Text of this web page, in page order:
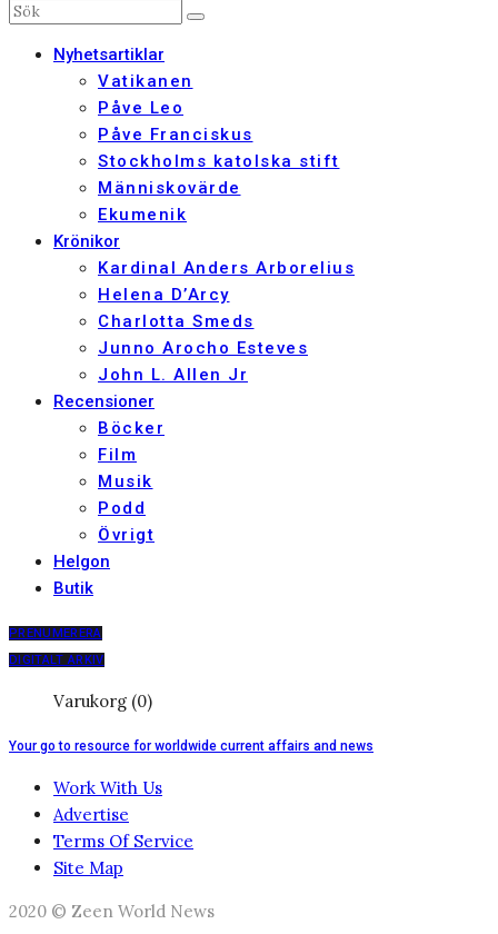
Nyhetsartiklar
Vatikanen
Påve Leo
Påve Franciskus
Stockholms katolska stift
Människovärde
Ekumenik
Krönikor
Kardinal Anders Arborelius
Helena D’Arcy
Charlotta Smeds
Junno Arocho Esteves
John L. Allen Jr
Recensioner
Böcker
Film
Musik
Podd
Övrigt
Helgon
Butik
PRENUMERERA
DIGITALT ARKIV
Varukorg (0)
Your go to resource for worldwide current affairs and news
Work With Us
Advertise
Terms Of Service
Site Map
2020 © Zeen World News